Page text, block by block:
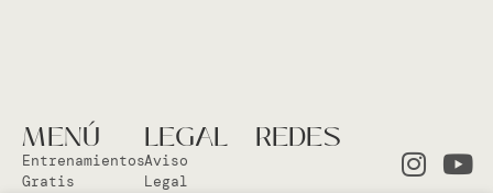
MENÚ
Entrenamientos
Gratis
LEGAL
Aviso
Legal
REDES